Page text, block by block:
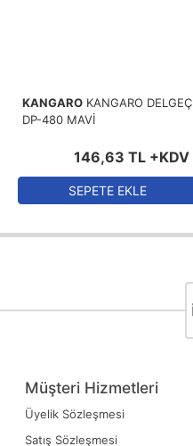
KANGARO KANGARO DELGEÇ
DP-480 MAVİ
146,63 TL+KDV
SEPETE EKLE
Müşteri Hizmetleri
Üyelik Sözleşmesi
Satış Sözleşmesi